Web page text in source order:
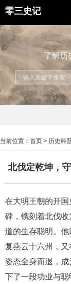
零三史记
了解历
当前位置： 首页 > 历史科
北伐定乾坤，
在大明王朝的开国
碑，镌刻着北伐
道的生存聪明。
复燕云十六州，
姿态全身而退，
下了一段功业与聪